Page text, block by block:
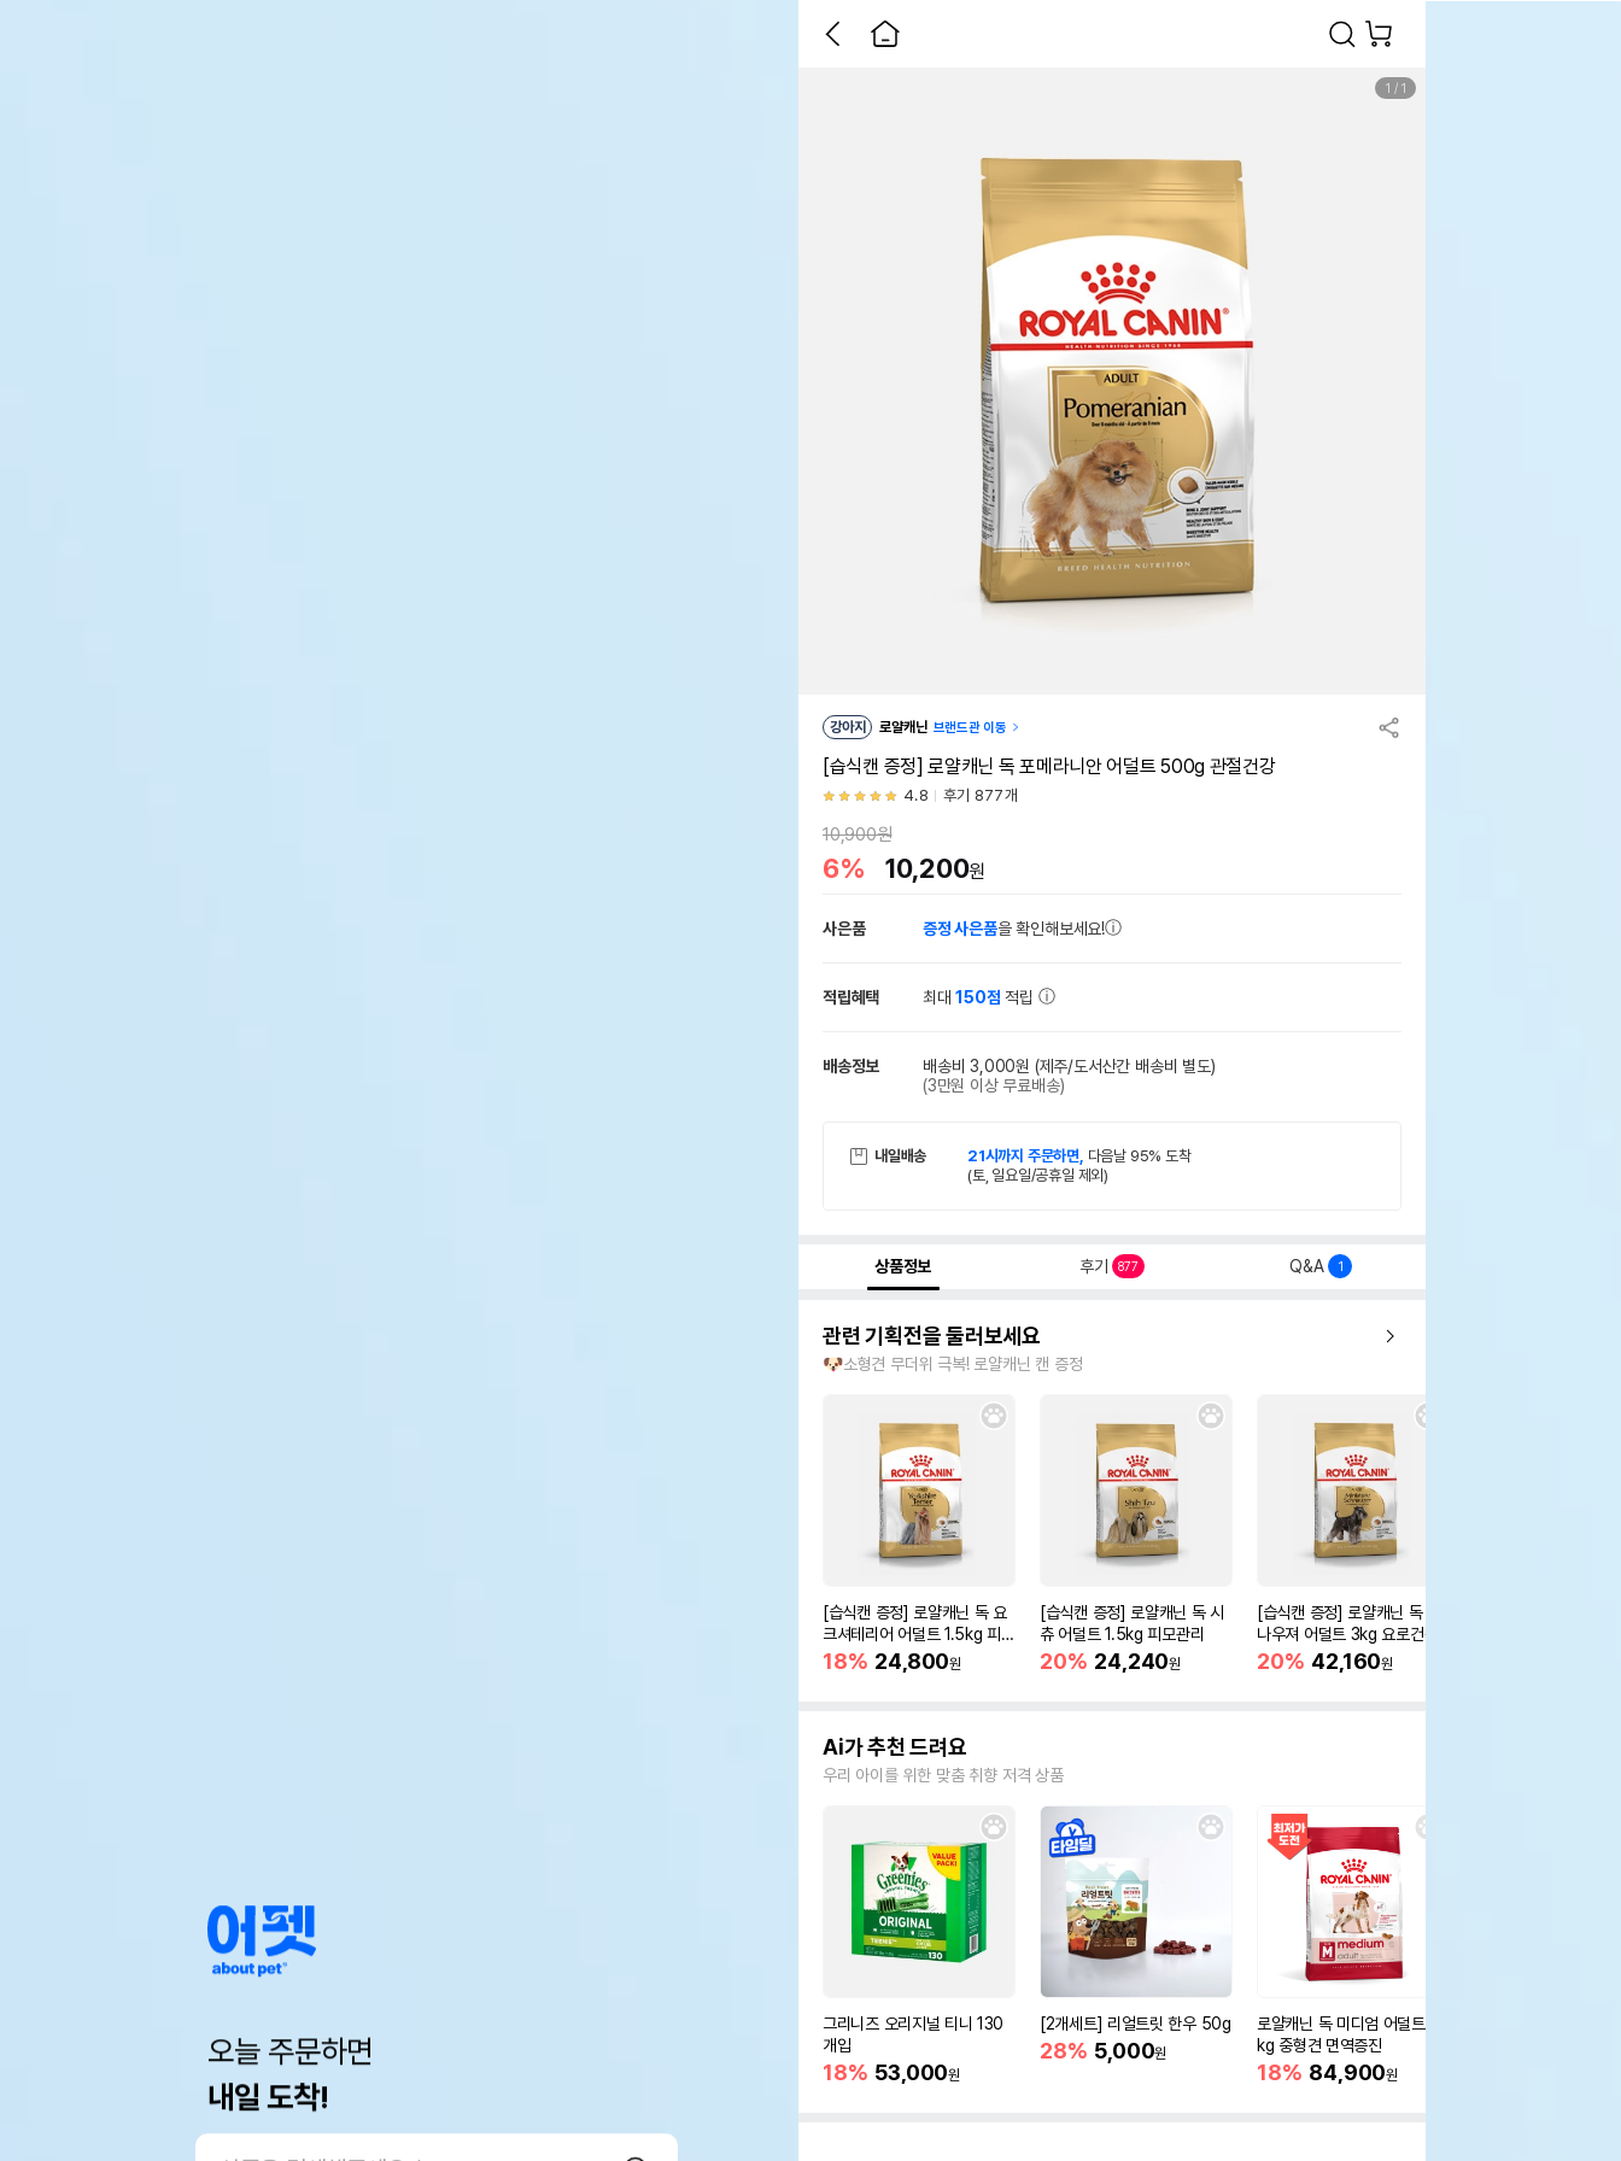
오늘 주문하면
내일 도착!
1 / 1
강아지 로얄캐닌 브랜드관 이동
[습식캔 증정] 로얄캐닌 독 포메라니안 어덜트 500g 관절건강
4.8 후기 877개
10,900원
6% 10,200원
사은품 증정 사은품을 확인해보세요!
적립혜택 최대150점 적립
배송정보 배송비 3,000원 (제주/도서산간 배송비 별도)
(3만원 이상 무료배송)
내일배송 21시까지 주문하면, 다음날 95% 도착
(토, 일요일/공휴일 제외)
상품정보 후기 877 Q&A 1
관련 기획전을 둘러보세요
🐶소형견 무더위 극복! 로얄캐닌 캔 증정
[습식캔 증정] 로얄캐닌 독 요
크셔테리어 어덜트 1.5kg 피모
관리
18% 24,800원
[습식캔 증정] 로얄캐닌 독 시
츄 어덜트 1.5kg 피모관리
20% 24,240원
[습식캔 증정] 로얄캐닌 독 슈
나우져 어덜트 3kg 요로건강
20% 42,160원
Ai가 추천 드려요
우리 아이를 위한 맞춤 취향 저격 상품
그리니즈 오리지널 티니 130
개입
18% 53,000원
[2개세트] 리얼트릿 한우 50g
28% 5,000원
로얄캐닌 독 미디엄 어덜트 10
kg 중형견 면역증진
18% 84,900원